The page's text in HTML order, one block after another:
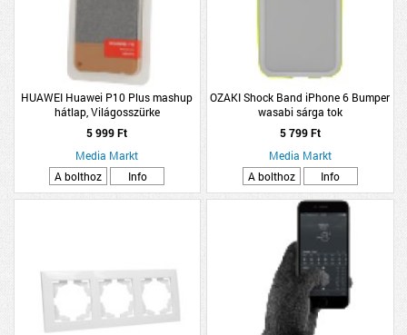
HUAWEI Huawei P10 Plus mashup
hátlap, Világosszürke
5 999 Ft
Media Markt
A bolthoz
Info
OZAKI Shock Band iPhone 6 Bumper
wasabi sárga tok
5 799 Ft
Media Markt
A bolthoz
Info